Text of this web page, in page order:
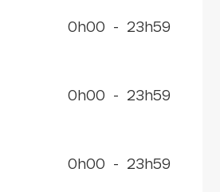
0h00 - 23h59
0h00 - 23h59
0h00 - 23h59